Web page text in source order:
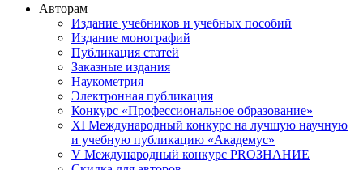
Авторам
Издание учебников и учебных пособий
Издание монографий
Публикация статей
Заказные издания
Наукометрия
Электронная публикация
Конкурс «Профессиональное образование»
XI Международный конкурс на лучшую научную
и учебную публикацию «Академус»
V Международный конкурс PROЗНАНИЕ